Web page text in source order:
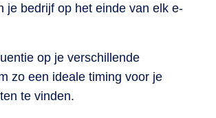
je bedrijf op het einde van elk e-
op je verschillende
zo een ideale timing voor je
te vinden.